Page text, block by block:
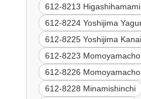
612-8213
612-8224 Yoshijima
612-8225 Yoshijima
612-8223
612-8226
612-8228 Minamishinchi